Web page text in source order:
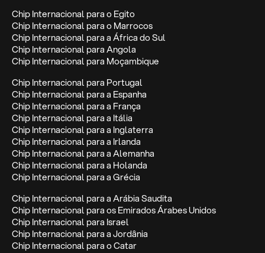
Chip Internacional para o Egito
Chip Internacional para o Marrocos
Chip Internacional para a África do Sul
Chip Internacional para Angola
Chip Internacional para Moçambique
Chip Internacional para Portugal
Chip Internacional para a Espanha
Chip Internacional para a França
Chip Internacional para a Itália
Chip Internacional para a Inglaterra
Chip Internacional para a Irlanda
Chip Internacional para a Alemanha
Chip Internacional para a Holanda
Chip Internacional para a Grécia
Chip Internacional para a Arábia Saudita
Chip Internacional para os Emirados Árabes Unidos
Chip Internacional para Israel
Chip Internacional para a Jordânia
Chip Internacional para o Catar